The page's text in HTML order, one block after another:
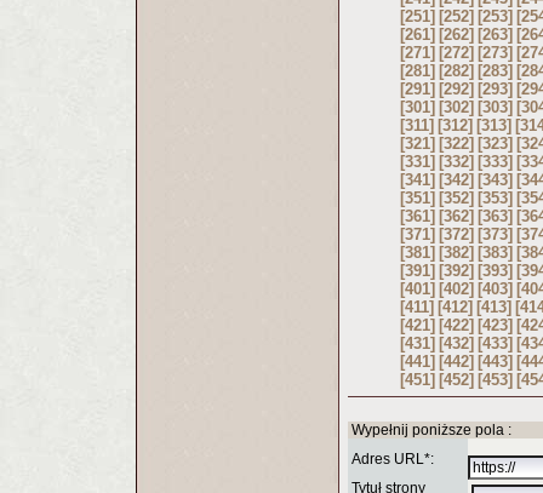
[251] [252] [253]
[261] [262] [263]
[271] [272] [273]
[281] [282] [283]
[291] [292] [293]
[301] [302] [303]
[311] [312] [313]
[321] [322] [323]
[331] [332] [333]
[341] [342] [343]
[351] [352] [353]
[361] [362] [363]
[371] [372] [373]
[381] [382] [383]
[391] [392] [393]
[401] [402] [403]
[411] [412] [413]
[421] [422] [423]
[431] [432] [433]
[441] [442] [443]
[451] [452] [453]
Wypełnij poniższe pola :
Adres URL*:
Tytuł strony